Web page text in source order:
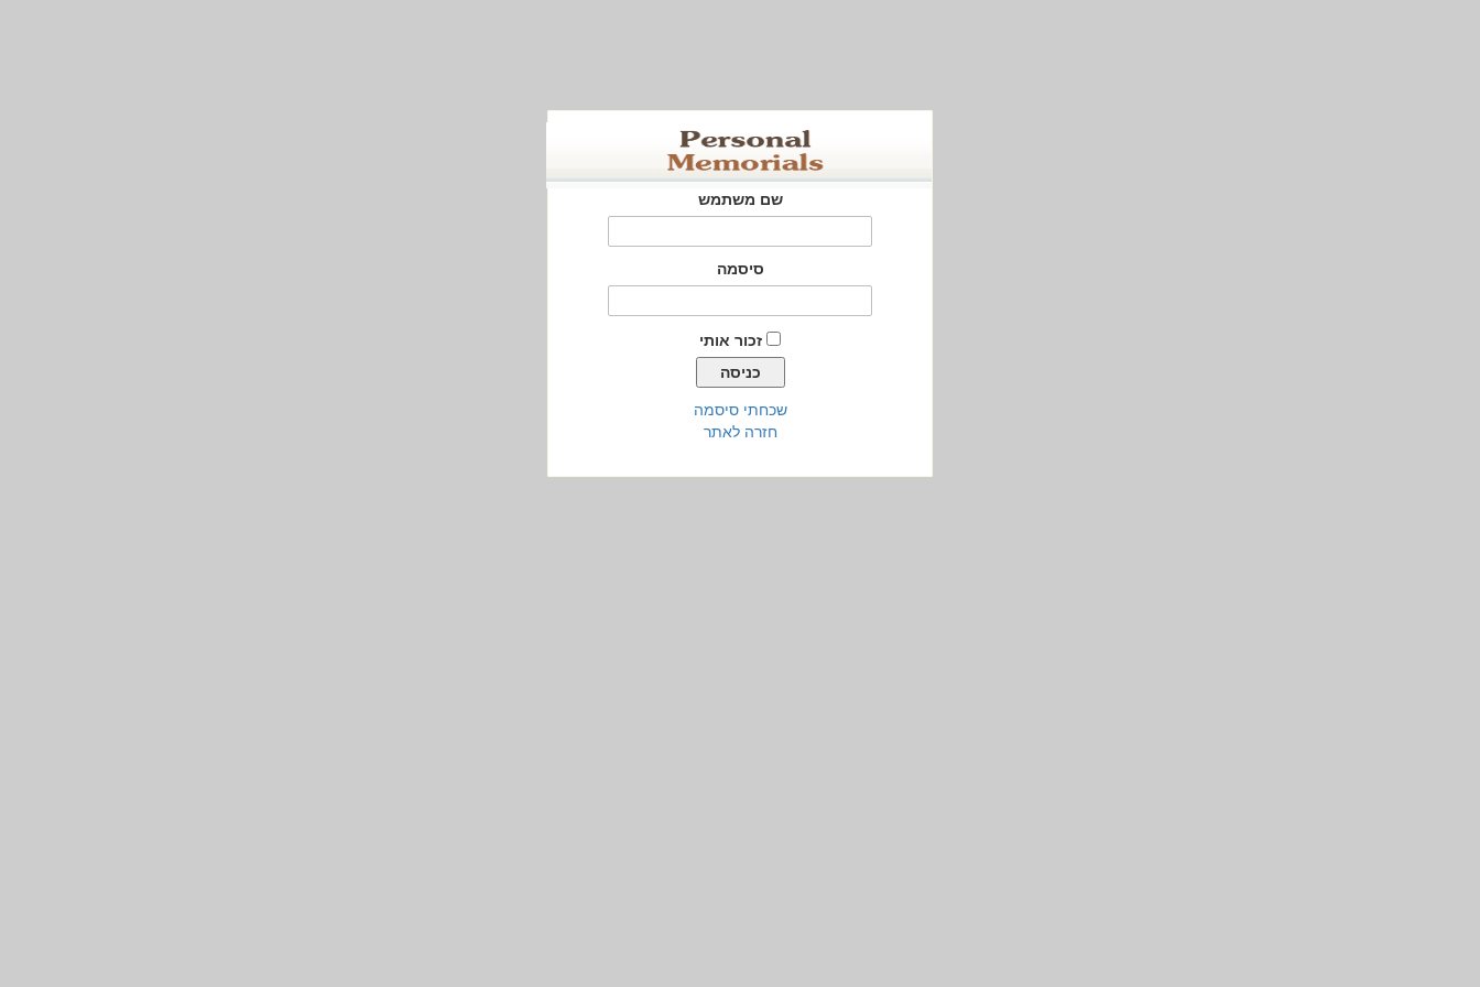
שם משתמש
סיסמה
זכור אותי
שכחתי סיסמה
חזרה לאתר